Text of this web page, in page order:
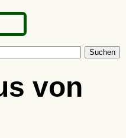
Suchen
von